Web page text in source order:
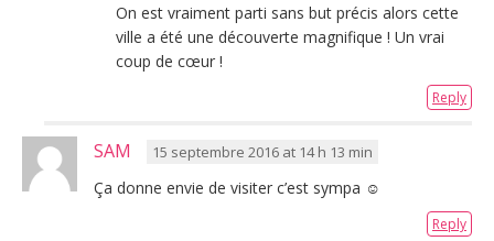
On est vraiment parti sans but précis alors cette
ville a été une découverte magnifique ! Un vrai
coup de cœur !
Reply
SAM 15 septembre 2016 at 14 h 13 min
Ça donne envie de visiter c’est sympa ☺
Reply